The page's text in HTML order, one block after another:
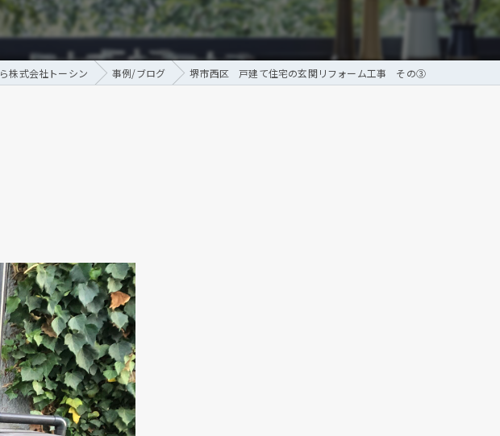
交換
株式会社トーシン 事例/ブログ 堺市西区 戸建て住宅の玄関リフォーム工事 その③